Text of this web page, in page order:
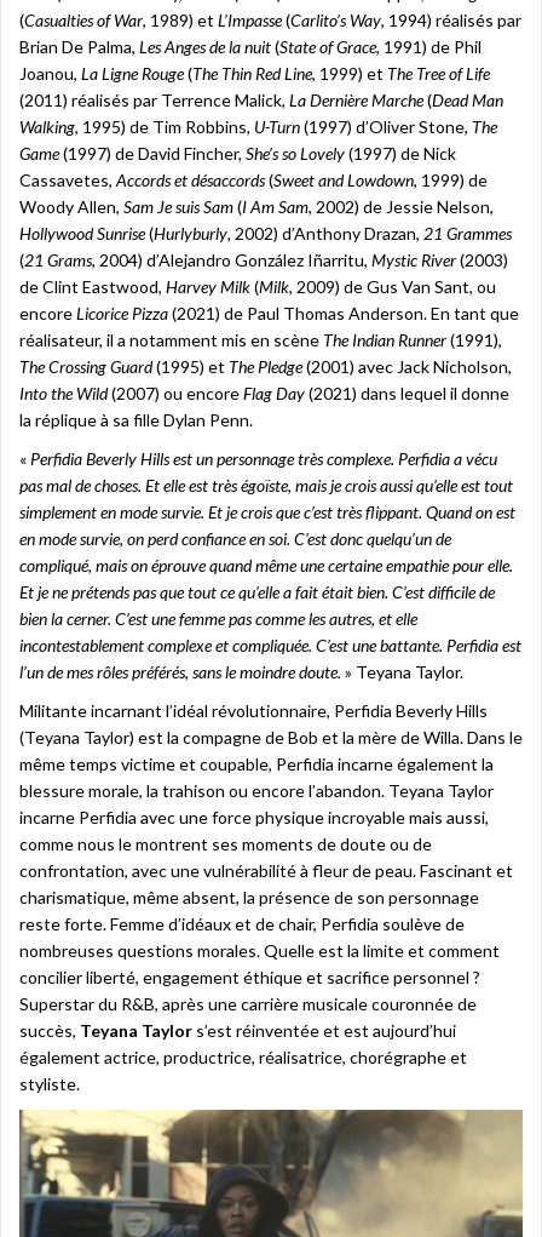
(Casualties of War, 1989) et L’Impasse(Carlito’s Way, 1994) réalisés par
Brian De Palma, Les Anges de la nuit(State of Grace, 1991) de Phil
Joanou, La Ligne Rouge(The Thin Red Line, 1999) et The Tree of Life
(2011) réalisés par Terrence Malick, La Dernière Marche(Dead Man
Walking, 1995) de Tim Robbins, U-Turn(1997) d’Oliver Stone, The
Game(1997) de David Fincher, She’s so Lovely(1997) de Nick
Cassavetes, Accords et désaccords(Sweet and Lowdown, 1999) de
Woody Allen, Sam Je suis Sam(I Am Sam, 2002) de Jessie Nelson,
Hollywood Sunrise(Hurlyburly, 2002) d’Anthony Drazan, 21 Grammes
(21 Grams, 2004) d’Alejandro González Iñarritu, Mystic River(2003)
de Clint Eastwood, Harvey Milk(Milk, 2009) de Gus Van Sant, ou
encoreLicorice Pizza(2021) de Paul Thomas Anderson. En tant que
réalisateur, il a notamment mis en scène The Indian Runner(1991),
The Crossing Guard(1995) et The Pledge(2001) avec Jack Nicholson,
Into the Wild(2007) ou encoreFlag Day(2021) dans lequel il donne
la réplique à sa fille Dylan Penn.
« Perfidia Beverly Hills est un personnage très complexe. Perfidia a vécu
pas mal de choses. Et elle est très égoïste, mais je crois aussi qu’elle est tout
simplement en mode survie. Et je crois que c’est très flippant. Quand on est
en mode survie, on perd confiance en soi. C’est donc quelqu’un de
compliqué, mais on éprouve quand même une certaine empathie pour elle.
Et je ne prétends pas que tout ce qu’elle a fait était bien. C’est difficile de
bien la cerner. C’est une femme pas comme les autres, et elle
incontestablement complexe et compliquée. C’est une battante. Perfidia est
l’un de mes rôles préférés, sans le moindre doute. » Teyana Taylor.
Militante incarnant l’idéal révolutionnaire, Perfidia Beverly Hills
(Teyana Taylor) est la compagne de Bob et la mère de Willa. Dans le
même temps victime et coupable, Perfidia incarne également la
blessure morale, la trahison ou encore l’abandon. Teyana Taylor
incarne Perfidia avec une force physique incroyable mais aussi,
comme nous le montrent ses moments de doute ou de
confrontation, avec une vulnérabilité à fleur de peau. Fascinant et
charismatique, même absent, la présence de son personnage
reste forte. Femme d’idéaux et de chair, Perfidia soulève de
nombreuses questions morales. Quelle est la limite et comment
concilier liberté, engagement éthique et sacrifice personnel ?
Superstar du R&B, après une carrière musicale couronnée de
succès, Teyana Taylor s’est réinventée et est aujourd’hui
également actrice, productrice, réalisatrice, chorégraphe et
styliste.